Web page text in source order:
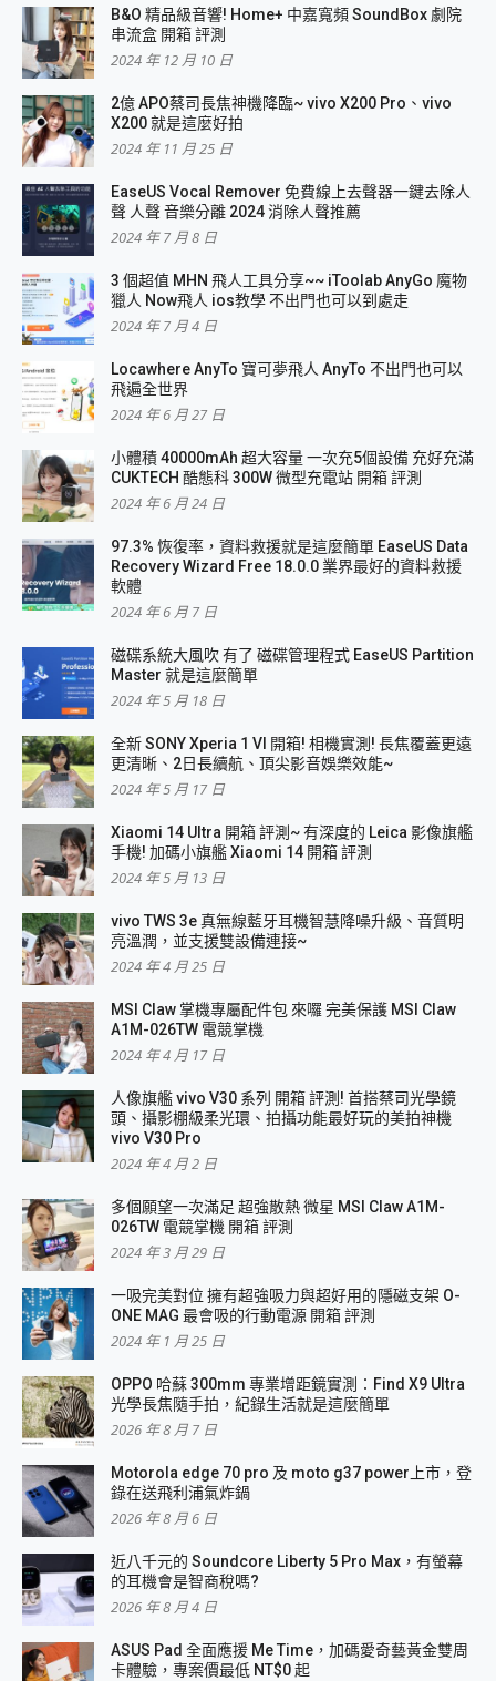
B&O 精品級音響! Home+ 中嘉寬頻 SoundBox 劇院
串流盒 開箱 評測
2024 年 12 月 10 日
2億 APO蔡司長焦神機降臨~ vivo X200 Pro、vivo
X200 就是這麼好拍
2024 年 11 月 25 日
EaseUS Vocal Remover 免費線上去聲器一鍵去除人
聲 人聲 音樂分離 2024 消除人聲推薦
2024 年 7 月 8 日
3 個超值 MHN 飛人工具分享~~ iToolab AnyGo 魔物
獵人 Now飛人 ios教學 不出門也可以到處走
2024 年 7 月 4 日
Locawhere AnyTo 寶可夢飛人 AnyTo 不出門也可以
飛遍全世界
2024 年 6 月 27 日
小體積 40000mAh 超大容量 一次充5個設備 充好充滿
CUKTECH 酷態科 300W 微型充電站 開箱 評測
2024 年 6 月 24 日
97.3% 恢復率，資料救援就是這麼簡單 EaseUS Data
Recovery Wizard Free 18.0.0 業界最好的資料救援
軟體
2024 年 6 月 7 日
磁碟系統大風吹 有了 磁碟管理程式 EaseUS Partition
Master 就是這麼簡單
2024 年 5 月 18 日
全新 SONY Xperia 1 VI 開箱! 相機實測! 長焦覆蓋更遠
更清晰、2日長續航、頂尖影音娛樂效能~
2024 年 5 月 17 日
Xiaomi 14 Ultra 開箱 評測~ 有深度的 Leica 影像旗艦
手機! 加碼小旗艦 Xiaomi 14 開箱 評測
2024 年 5 月 13 日
vivo TWS 3e 真無線藍牙耳機智慧降噪升級、音質明
亮溫潤，並支援雙設備連接~
2024 年 4 月 25 日
MSI Claw 掌機專屬配件包 來囉 完美保護 MSI Claw
A1M-026TW 電競掌機
2024 年 4 月 17 日
人像旗艦 vivo V30 系列 開箱 評測! 首搭蔡司光學鏡
頭、攝影棚級柔光環、拍攝功能最好玩的美拍神機
vivo V30 Pro
2024 年 4 月 2 日
多個願望一次滿足 超強散熱 微星 MSI Claw A1M-
026TW 電競掌機 開箱 評測
2024 年 3 月 29 日
一吸完美對位 擁有超強吸力與超好用的隱磁支架 O-
ONE MAG 最會吸的行動電源 開箱 評測
2024 年 1 月 25 日
OPPO 哈蘇 300mm 專業增距鏡實測：Find X9 Ultra
光學長焦隨手拍，紀錄生活就是這麼簡單
2026 年 8 月 7 日
Motorola edge 70 pro 及 moto g37 power上市，登
錄在送飛利浦氣炸鍋
2026 年 8 月 6 日
近八千元的 Soundcore Liberty 5 Pro Max，有螢幕
的耳機會是智商稅嗎?
2026 年 8 月 4 日
ASUS Pad 全面應援 Me Time，加碼愛奇藝黃金雙周
卡體驗，專案價最低 NT$0 起